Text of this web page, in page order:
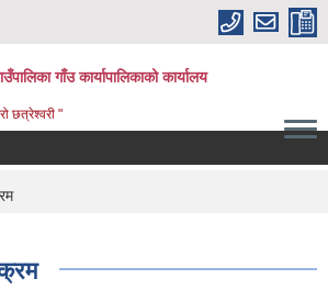
गाँउ कार्यापालिकाको कार्यालय
छत्रेश्वरी "